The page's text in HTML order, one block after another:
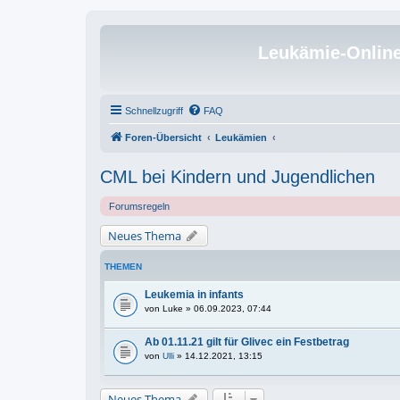
Leukämie-
Schnellzugriff FAQ
Foren-Übersicht Leukämien
CML bei Kindern und Jugendlichen
Forumsregeln
Neues Thema
THEMEN
Leukemia in infants
von Luke » 06.09.2023, 07:44
Ab 01.11.21 gilt für Glivec ein Festbetrag
von Ulli » 14.12.2021, 13:15